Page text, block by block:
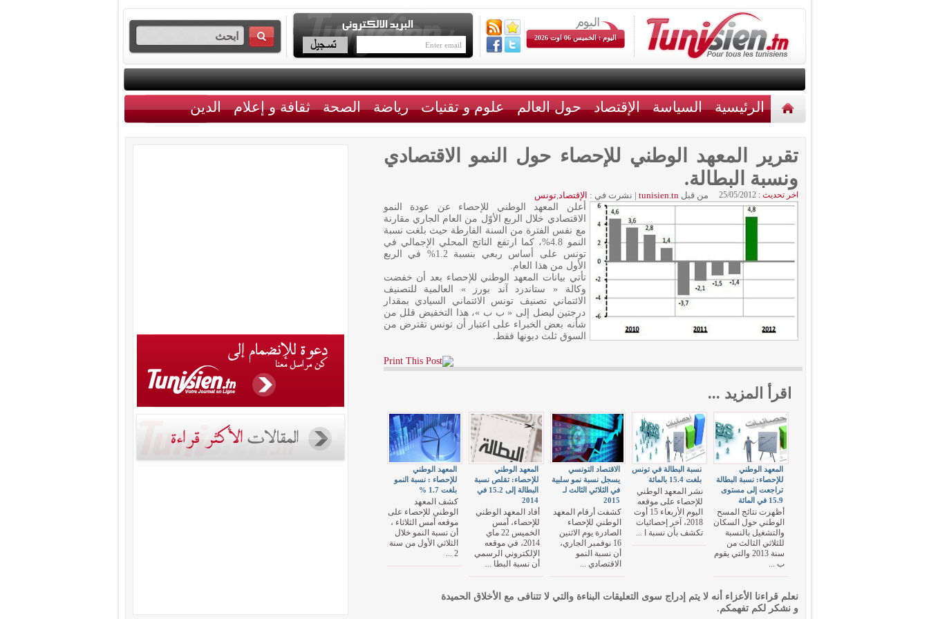
اليوم : الخميس 06 اوت 2026
الرئيسية السياسة الإقتصاد حول العالم علوم و تقنيات رياضة الصحة ثقافة و إعلام الدين
تقرير المعهد الوطني للإحصاء حول النمو الاقتصادي
ونسبة البطالة.
اخر تحديث : 25/05/2012 من قبلtunisien.tn
| نشرت في : الإقتصاد,تونس
أعلن المعهد الوطني للإحصاء عن عودة النمو
الاقتصادي خلال الربع الأوّل من العام الجاري مقارنة
مع نفس الفترة من السنة الفارطة حيث بلغت نسبة
النمو 4.8%، كما ارتفع الناتج المحلي الإجمالي في
تونس على أساس ربعي بنسبة 1.2% في الربع
الأول من هذا العام.
تأتي بيانات المعهد الوطني للإحصاء بعد أن خفضت
وكالة « ستاندرد آند بورز » العالمية للتصنيف
الائتماني تصنيف تونس الائتماني السيادي بمقدار
درجتين ليصل إلى « ب ب »، هذا التخفيض قلل من
شأنه بعض الخبراء على اعتبار أن تونس تقترض من
السوق ثلث ديونها فقط.
اقرأ المزيد ...
المعهد الوطني
للإحصاء : نسبة النمو
بلغت 1.7 %
كشف المعهد
الوطني للإحصاء على
موقعه أمس الثلاثاء ،
أن نسبة النمو خلال
الثلاثي الأول من سنة
2 ...
المعهد الوطني
للإحصاء: تقلص نسبة
البطالة إلى 15.2 في
2014
أفاد المعهد الوطني
للإحصاء، أمس
الخميس 22 ماي
2014، في موقعه
الإلكتروني الرسمي
أن نسبة البطا ...
الاقتصاد التونسي
يسجل نسبة نمو سلبية
في الثلاثي الثالث لـ
2015
كشفت أرقام المعهد
الوطني للإحصاء
الصادرة يوم الاثنين
16 نوفمبر الجاري،
أن نسبة النمو
الاقتصادي ...
نسبة البطالة في تونس
بلغت 15.4 بالمائة
نشر المعهد الوطني
للإحصاء على موقعه
اليوم الأربعاء 15 أوت
2018، آخر إحصائيات
تكشف بأن نسبة ا ...
المعهد الوطني
للإحصاء: نسبة البطالة
تراجعت إلى مستوى
15.9 في المائة
أظهرت نتائج المسح
الوطني حول السكان
والتشغيل بالنسبة
للثلاثي الثالث من
سنة 2013 والتي يقوم
ب ...
نعلم قراءنا الأعزاء أنه لا يتم إدراج سوى التعليقات البناءة والتي لا تتنافى مع الأخلاق الحميدة
و نشكر لكم تفهمكم.